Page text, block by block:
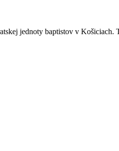
jednoty baptistov v